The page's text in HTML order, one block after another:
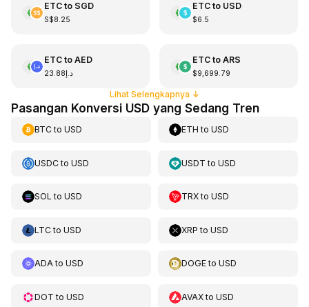
ETCto SGD
S$8.25
ETCto USD
$6.5
ETCto AED
د.إ23.88
ETCto ARS
$9,699.79
Lihat Selengkapnya ↓
Pasangan Konversi USD yang Sedang Tren
BTCto USD ETH toUSD
USDCto USD USDT toUSD
SOL to USD TRXtoUSD
LTCto USD XRP toUSD
ADAto USD DOGEtoUSD
DOT to USD AVAXtoUSD